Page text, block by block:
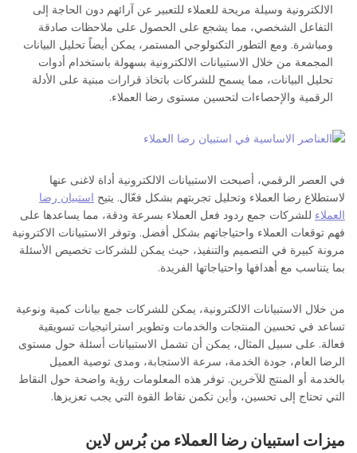
الالكترونية وسيلة مريحة للعملاء للتعبير عن آرائهم دون الحاجة إلى
التفاعل الشخصي، مما يشجع على الحصول على ملاحظات صادقة
ومباشرة. ومع التطور التكنولوجي المستمر، يمكن أيضاً تحليل البيانات
المجمعة من خلال الاستبيانات الالكترونية بسهولة باستخدام أدوات
تحليل البيانات، مما يسمح للشركات باتخاذ قرارات مبنية على الأدلة
الرقمية والإحصاءات لتحسين مستوى رضا العملاء.
في العصر الرقمي، أصبحت الاستبيانات الالكترونية أداة لاغنى عنها
لاستطلاع رضا العملاء وتحليل تجربتهم بشكل فعّال. يتيح استبيان رضا
العملاء للشركات جمع ردود فعل العملاء بسرعة ودقة، مما يساعدها على
فهم توقعات العملاء واحتياجاتهم بشكل أفضل. وتوفر الاستبيانات الاكترونية
مرونة كبيرة في التصميم والتنفيذ، حيث يمكن للشركات تخصيص الأسئلة
بما يتناسب مع أهدافها واحتياجاتها الفريدة.
من خلال الاستبيانات الالكترونية، يمكن للشركات جمع بيانات كمية ونوعية
تساعد في تحسين المنتجات والخدمات وتطوير استراتيجيات تسويقية
فعالة. على سبيل المثال، يمكن أن تشمل الاستبيانات أسئلة حول مستوى
الرضا العام، جودة الخدمة، سرعة الاستجابة، ومدى توصية العميل
بالخدمة أو المنتج للآخرين. توفر هذه المعلومات رؤية واضحة حول النقاط
التي تحتاج إلى تحسين، وأين تكمن نقاط القوة التي يجب تعزيزها.
ميزات استبيان رضا العملاء من بُرس لاين